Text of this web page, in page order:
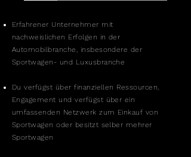
Erfahrener Unternehmer mit
nachweislichen Erfolgen in der
Automobilbranche, insbesondere der
Sportwagen- und Luxusbranche
Du verfügst über finanziellen Ressourcen,
Engagement und verfügst über ein
umfassenden Netzwerk zum Einkauf von
Sportwagen oder besitzt selber mehrer
Sportwagen